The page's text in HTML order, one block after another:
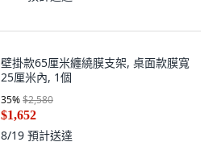
壁掛款65厘米纏繞膜支架, 桌面款膜寬
25厘米內, 1個
35%$2,580
$1,652
8/19 預計送達